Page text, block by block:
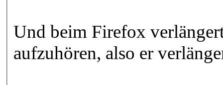
Und beim Firefox
aufzuhören, also er